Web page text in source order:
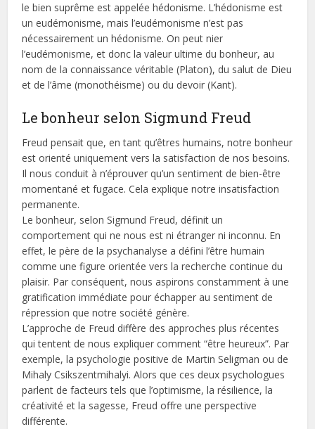
le bien suprême est appelée hédonisme. L’hédonisme est
un eudémonisme, mais l’eudémonisme n’est pas
nécessairement un hédonisme. On peut nier
l’eudémonisme, et donc la valeur ultime du bonheur, au
nom de la connaissance véritable (Platon), du salut de Dieu
et de l’âme (monothéisme) ou du devoir (Kant).
Le bonheur selon Sigmund Freud
Freud pensait que, en tant qu’êtres humains, notre bonheur
est orienté uniquement vers la satisfaction de nos besoins.
Il nous conduit à n’éprouver qu’un sentiment de bien-être
momentané et fugace. Cela explique notre insatisfaction
permanente.
Le bonheur, selon Sigmund Freud, définit un
comportement qui ne nous est ni étranger ni inconnu. En
effet, le père de la psychanalyse a défini l’être humain
comme une figure orientée vers la recherche continue du
plaisir. Par conséquent, nous aspirons constamment à une
gratification immédiate pour échapper au sentiment de
répression que notre société génère.
L’approche de Freud diffère des approches plus récentes
qui tentent de nous expliquer comment “être heureux”. Par
exemple, la psychologie positive de Martin Seligman ou de
Mihaly Csikszentmihalyi. Alors que ces deux psychologues
parlent de facteurs tels que l’optimisme, la résilience, la
créativité et la sagesse, Freud offre une perspective
différente.